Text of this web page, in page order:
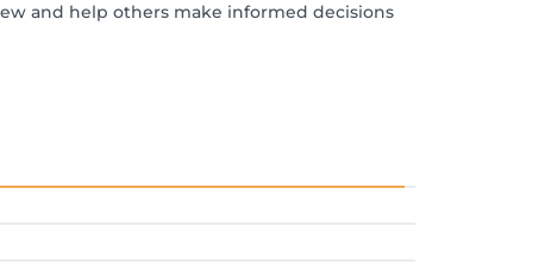
and help others make informed decisions